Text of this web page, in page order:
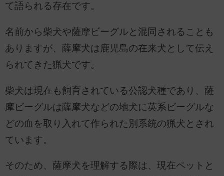
て語られる存在です。
名前から柴犬や薩摩ビーグルと混同されることも
ありますが、薩摩犬は鹿児島の在来犬として伝え
られてきた猟犬です。
柴犬は現在も飼育されている公認犬種であり、薩
摩ビーグルは薩摩犬などの地犬に英系ビーグルな
どの血を取り入れて作られた別系統の猟犬とされ
ています。
そのため、薩摩犬を理解する際は、現在ペットと